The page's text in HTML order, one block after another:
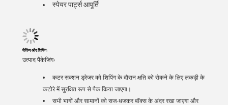
स्पेयर पार्ट्स आपूर्ति
पैकिंग और शिपिंगः
उत्पाद पैकेजिंगः
कटर सक्शन ड्रेजर को शिपिंग के दौरान क्षति को रोकने के लिए लकड़ी के
कटोरे में सुरक्षित रूप से पैक किया जाएगा।
सभी भागों और सामानों को सज-धजकर बॉक्स के अंदर रखा जाएगा और